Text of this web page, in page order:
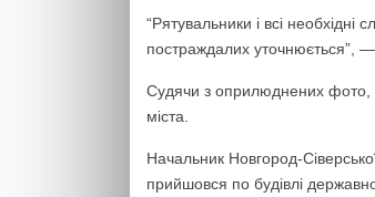
“Рятувальники і всі
постраждалих уточнюється”, —
Судячи з оприлюднених фото,
міста.
Начальник Новгород-
прийшовся по будівлі